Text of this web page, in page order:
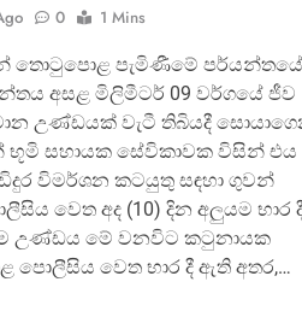
0 1 Mins
තොටුපොළ පැමිණීමේ
අසළ මිලිමීටර් 09 වර්ගයේ ජීව
උණ්ඩයක් වැටී තිබියදී
භූමි සහායක සේවිකාවක විසින් එය
විමර්ශන කටයුතු සඳහා ගුවන්
වෙත අද (10) දින අලුයම භාර
උණ්ඩය මේ වනවිට කටුනායක
වෙත භාර දී ඇති අතර,…